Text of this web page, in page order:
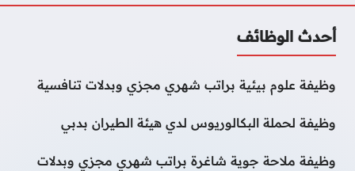
أحدث الوظائف
وظيفة علوم بيئية براتب شهري مجزي وبدلات تنافسية
وظيفة لحملة البكالوريوس لدي هيئة الطيران بدبي
وظيفة ملاحة جوية شاغرة براتب شهري مجزي وبدلات